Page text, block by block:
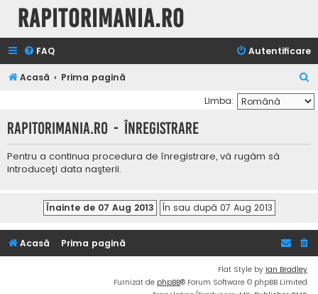
Rapitorimania.ro
FAQ Autentificare
Acasă Prima pagină
ă
u
Limba:
Rapitorimania.ro - Înregistrare
Pentru a continua procedura de înregistrare, vă rugăm să
introduceţi data naşterii.
Acasă Prima pagină
Flat Style by Ian Bradley
Furnizat de phpBB® Forum Software © phpBB Limited